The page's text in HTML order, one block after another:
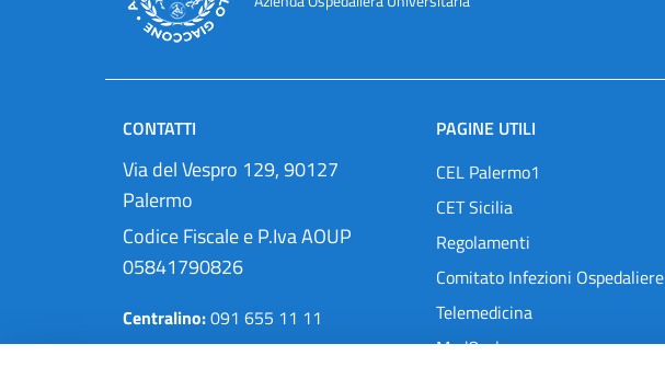
CONTATTI
Via del Vespro 129, 90127
Palermo
Codice Fiscale e P.Iva AOUP
05841790826
Centralino:091 655 11 11
Pec:protocollo@cert.policlinico.pa.it
PAGINE UTILI
CEL Palermo1
CET Sicilia
Regolamenti
Comitato Infezioni Ospedaliere
Telemedicina
MedOral